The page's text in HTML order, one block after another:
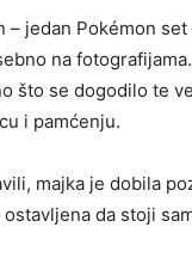
– jedan Pokémon
na
što se dogodilo te
i pamćenju.
majka je dobila
da stoji